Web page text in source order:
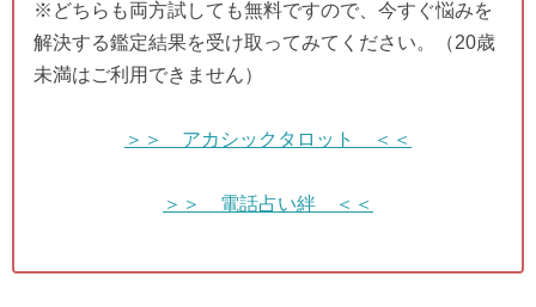
※どちらも両方試しても無料ですので、今すぐ悩みを
解決する鑑定結果を受け取ってみてください。（20歳
未満はご利用できません）
＞＞ アカシックタロット ＜＜
＞＞ 電話占い絆 ＜＜